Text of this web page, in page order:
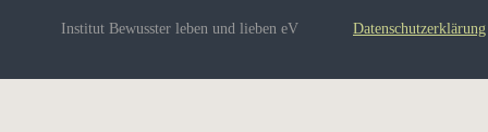
Institut Bewusster leben und lieben eV Datenschutzerklärung